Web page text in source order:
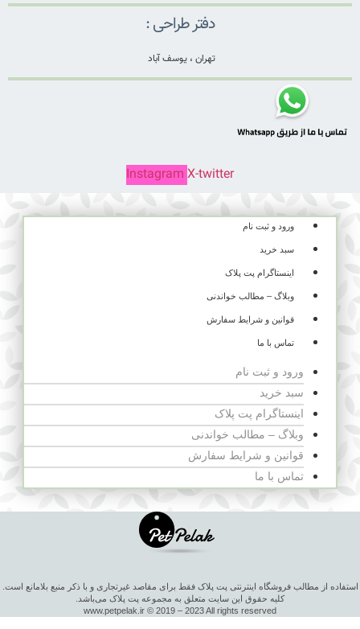
دفتر طراحی :
تهران ، یوسف آباد
Instagram X-twitter
ورود و ثبت نام
سبد خرید
اینستاگرام پت پلاک
وبلاگ – مطالب خواندنی
قوانین و شرایط سفارش
تماس با ما
ورود و ثبت نام
سبد خرید
اینستاگرام پت پلاک
وبلاگ – مطالب خواندنی
قوانین و شرایط سفارش
تماس با ما
استفاده از مطالب فروشگاه اینترنتی پت پلاک فقط برای مقاصد غیرتجاری و با ذکر منبع بلامانع است.
کلیه حقوق این سایت متعلق به مجموعه پت پلاک می‌باشد.
www.petpelak.ir © 2019 – 2023 All rights reserved